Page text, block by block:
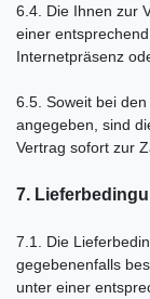
6.4. Die Ihnen zur
einer
Internetpräsenz
6.5. Soweit bei
angegeben, sind
Vertrag sofort zur
7.
7.1. Die
gegebenenfalls
unter einer